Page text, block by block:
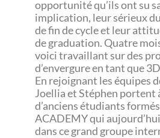
opportunité qu’ils ont su
implication, leur sérieux
de fin de cycle et leur
de graduation. Quatre
voici travaillant sur des
d’envergure en tant que
En rejoignant les équipes
Joellia et Stéphen portent
d’anciens étudiants
ACADEMY qui
dans ce grand groupe